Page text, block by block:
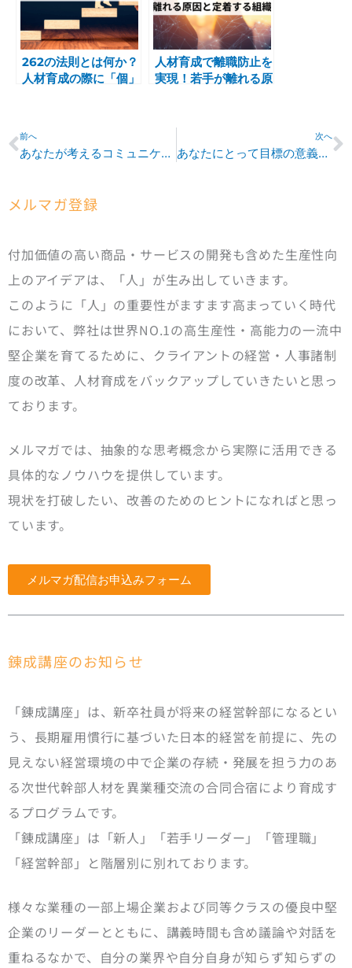
262の法則とは何か？
人材育成の際に「個」
人材育成で離職防止を
実現！若手が離れる原
Prev
前へ
あなたが考えるコミュニケーションの目的は何ですか？
次へ
あなたにとって目標の意義とは何ですか？
メルマガ登録
付加価値の高い商品・サービスの開発も含めた生産性向
上のアイデアは、「人」が生み出していきます。
このように「人」の重要性がますます高まっていく時代
において、弊社は世界NO.1の高生産性・高能力の一流中
堅企業を育てるために、クライアントの経営・人事諸制
度の改革、人材育成をバックアップしていきたいと思っ
ております。
メルマガでは、抽象的な思考概念から実際に活用できる
具体的なノウハウを提供しています。
現状を打破したい、改善のためのヒントになればと思っ
ています。
メルマガ配信お申込みフォーム
錬成講座のお知らせ
「錬成講座」は、新卒社員が将来の経営幹部になるとい
う、長期雇用慣行に基づいた日本的経営を前提に、先の
見えない経営環境の中で企業の存続・発展を担う力のあ
る次世代幹部人材を異業種交流の合同合宿により育成す
るプログラムです。
「錬成講座」は「新人」「若手リーダー」「管理職」
「経営幹部」と階層別に別れております。
様々な業種の一部上場企業および同等クラスの優良中堅
企業のリーダーとともに、講義時間も含め議論や対話を
重ねるなかで、自分の業界や自分自身が知らず知らずの